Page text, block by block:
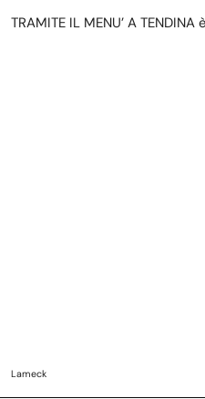
TRAMITE IL MENU’ A
Lameck